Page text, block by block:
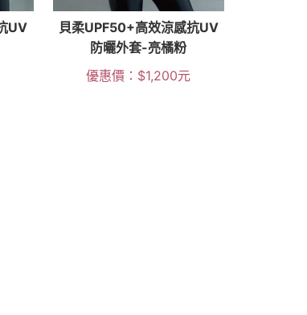
UV
貝柔UPF50+高效涼感抗UV
防曬外套-亮橘粉
優惠價： $1,200元